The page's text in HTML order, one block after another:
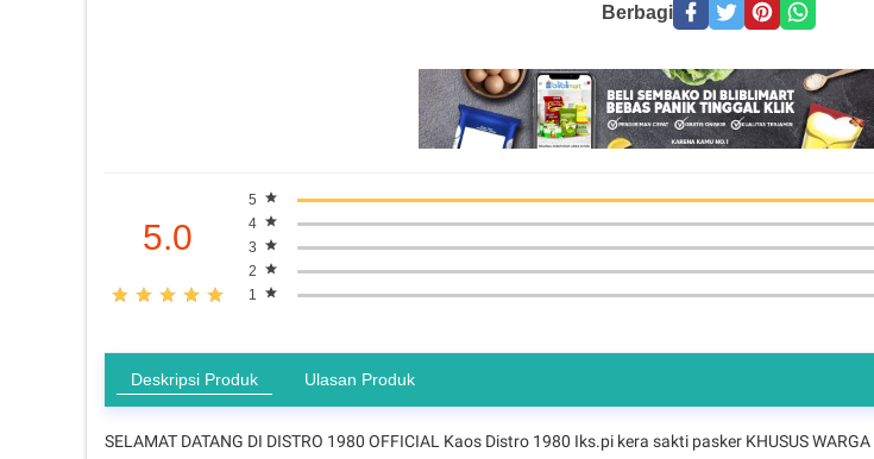
Berbagi
5.0
5
4
3
2
1
Deskripsi Produk Ulasan Produk
SELAMAT DATANG DI DISTRO 1980 OFFICIAL Kaos Distro 1980 Iks.pi kera sakti pasker KHUSUS